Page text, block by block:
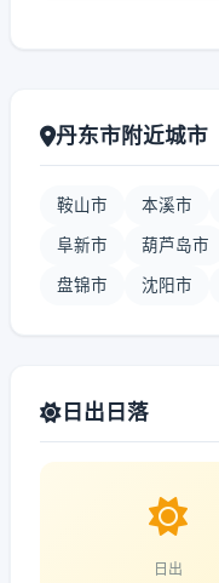
丹东市附近城市
鞍山市 本溪市
阜新市 葫芦岛市
盘锦市 沈阳市
日出日落
日出